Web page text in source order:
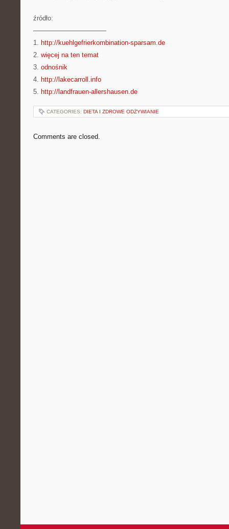
źródło:
———————————
1. http://kuehlgefrierkombination-sparsam.de
2. więcej na ten temat
3. odnośnik
4. http://lakecarroll.info
5. http://landfrauen-allershausen.de
CATEGORIES: DIETA I ZDROWE ODŻYWIANIE
Comments are closed.